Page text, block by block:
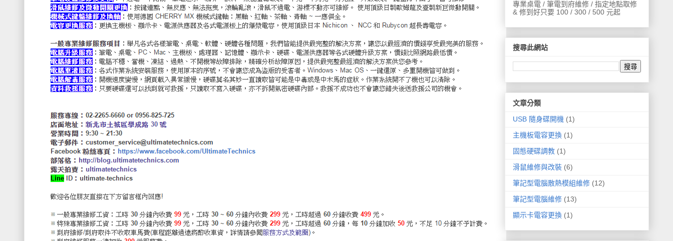
專業桌電 / 筆電到府維修 / 指定地點取修
& 修到好只要 100 / 300 / 500 元起
搜尋此網站
文章分類
USB 隨身碟開機 (1)
主機板電容更換 (1)
固態硬碟調教 (1)
滑鼠維修與改裝 (6)
筆記型電腦散熱模組維修 (12)
筆記型電腦維修 (13)
顯示卡電容更換 (1)